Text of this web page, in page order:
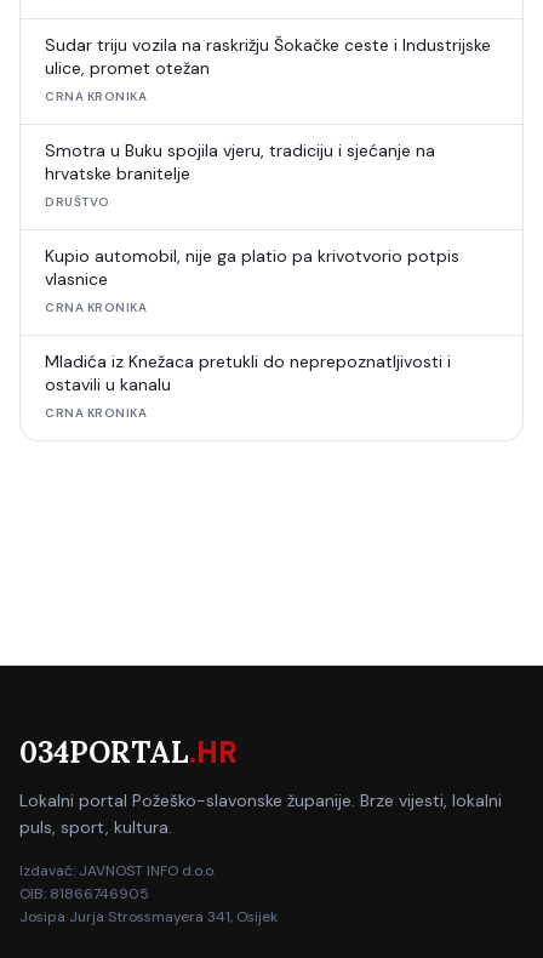
Sudar triju vozila na raskrižju Šokačke ceste i Industrijske
ulice, promet otežan
CRNA KRONIKA
Smotra u Buku spojila vjeru, tradiciju i sjećanje na
hrvatske branitelje
DRUŠTVO
Kupio automobil, nije ga platio pa krivotvorio potpis
vlasnice
CRNA KRONIKA
Mladića iz Knežaca pretukli do neprepoznatljivosti i
ostavili u kanalu
CRNA KRONIKA
034PORTAL.HR
Lokalni portal Požeško-slavonske županije. Brze vijesti, lokalni
puls, sport, kultura.
Izdavač: JAVNOST INFO d.o.o.
OIB: 81866746905
Josipa Jurja Strossmayera 341, Osijek